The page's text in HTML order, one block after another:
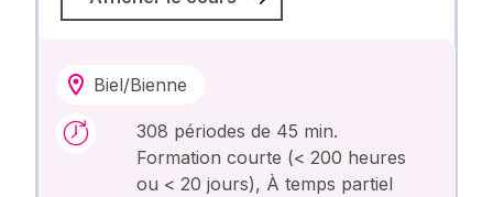
Biel/Bienne
308 périodes de 45 min.
Formation courte (< 200 heures
ou < 20 jours), À temps partiel